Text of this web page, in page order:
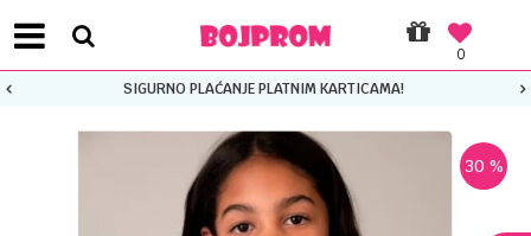
0
SIGURNO PLAĆANJE PLATNIM KARTICAMA!
30 %